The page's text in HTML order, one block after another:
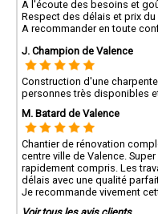
A l'écoute des besoins et
Respect des délais et prix du
A recommander en toute
J. Champion de Valence
Construction d'une
personnes très disponibles
M. Batard de Valence
Chantier de rénovation
centre ville de Valence.
rapidement compris. Les
délais avec une qualité
Je recommande vivement